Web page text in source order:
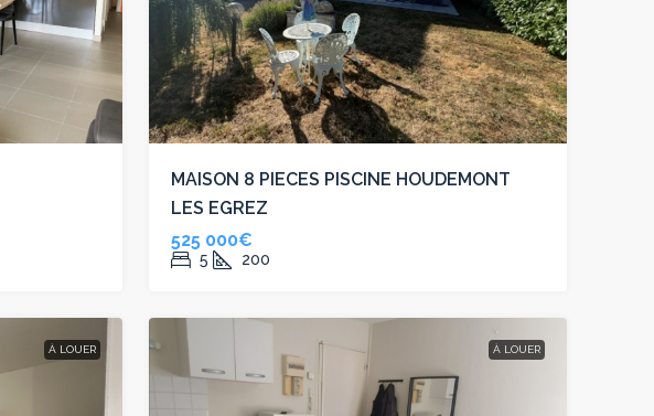
MAISON 8 PIECES PISCINE HOUDEMONT
LES EGREZ
525 000€
5 200
À LOUER À LOUER